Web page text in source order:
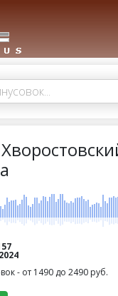
- от 1490 до 2490 руб.